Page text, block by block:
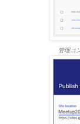
管理コ